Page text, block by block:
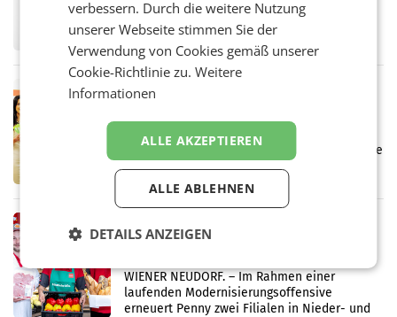
UNTERFÖHRING/MAILAND/AMSTERDAM. Der
Fernsehkonzern ProSiebenSat.1 hat im
wieder Gewinn gemacht und die
Markterwartung deutlich übertroffen.
Müller informieren am POS über
Kreislauffähigkeit
Über den gesamten August hinweg rücken die
Altstoff Recycling Austria AG (ARA) und der
Handelskonzern Müller die Initiative
„Kreislauf-Helden“ in allen österreichischen
WIENER NEUDORF. – Im Rahmen einer
laufenden Modernisierungsoffensive
erneuert Penny zwei Filialen in Nieder- und
verbessern. Durch die weitere Nutzung
unserer Webseite stimmen Sie der
Verwendung von Cookies gemäß unserer
Cookie-Richtlinie zu.Weitere
Informationen
ALLE AKZEPTIEREN
ALLE ABLEHNEN
DETAILS ANZEIGEN